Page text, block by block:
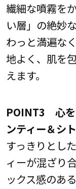
繊細な噴霧を
い層」の絶妙
わっと満遍な
地よく、肌を
えます。
POINT3 心を
ンティー＆シ
すっきりとし
ィーが混ざり
ックス感のあ